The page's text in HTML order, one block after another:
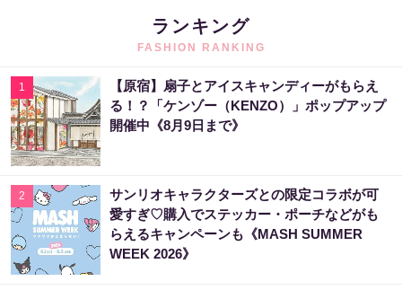
ランキング
FASHION RANKING
1
【原宿】扇子とアイスキャンディーがもらえ
る！？「ケンゾー（KENZO）」ポップアップ
開催中《8月9日まで》
2
サンリオキャラクターズとの限定コラボが可
愛すぎ♡購入でステッカー・ポーチなどがも
らえるキャンペーンも《MASH SUMMER
WEEK 2026》